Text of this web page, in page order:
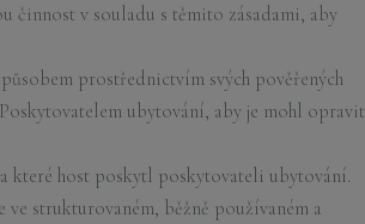
činnost v souladu s těmito zásadami, aby
prostřednictvím svých pověřených
ubytování, aby je mohl opravit
které host poskytl poskytovateli ubytování.
strukturovaném, běžně používaném a